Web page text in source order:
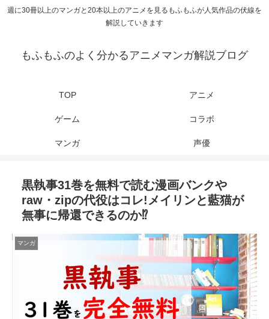
週に30冊以上のマンガと20本以上のアニメを見るもふもふが人気作品の伏線を
解説していきます
もふもふのよく分かるアニメマンガ解説ブログ
TOP アニメ
ゲーム コラボ
マンガ 声優
黒執事31巻を無料で読む漫画バンクや
raw・zipの代役はコレ!メイリンと藍猫が
無事に帰還できるのか⁉
マンガ